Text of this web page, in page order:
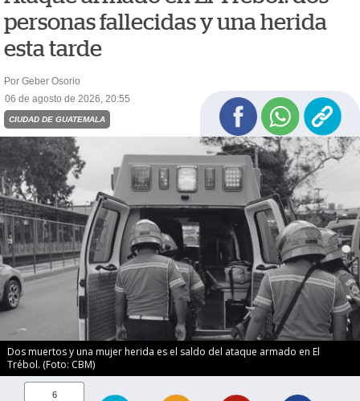
personas fallecidas y una herida
esta tarde
Por Geber Osorio
06 de agosto de 2026, 20:55
CIUDAD DE GUATEMALA
Dos muertos y una mujer herida es el saldo del ataque armado en El
Trébol. (Foto: CBM)
6